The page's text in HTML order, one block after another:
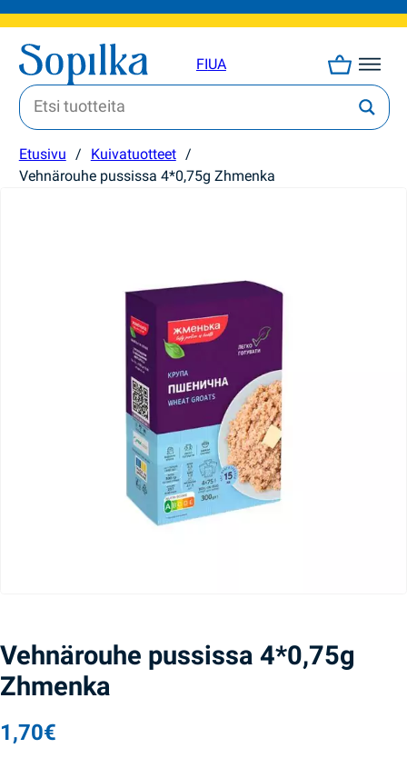
FIUA
Etusivu / Kuivatuotteet /
Vehnärouhe pussissa 4*0,75g Zhmenka
Vehnärouhe pussissa 4*0,75g
Zhmenka
1,70€